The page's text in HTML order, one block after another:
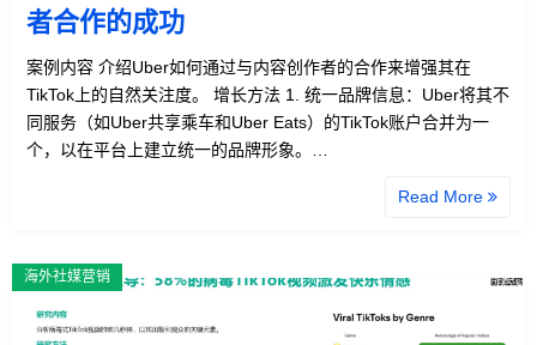
者合作的成功
案例内容 介绍Uber如何通过与内容创作者的合作来增强其在
TikTok上的自然关注度。 增长方法 1. 统一品牌信息：Uber将其不
同服务（如Uber共享乘车和Uber Eats）的TikTok账户合并为一
个，以在平台上建立统一的品牌形象。…
Read More
海外社媒营销